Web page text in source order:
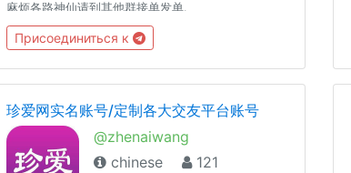
麻烦各路神仙请到其他群接单发单.
Присоединиться к
珍爱网实名账号/定制各大交友平台账号
@zhenaiwang
chinese
121